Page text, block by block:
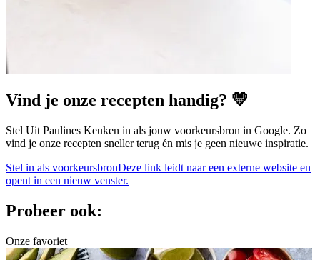
Vind je onze recepten handig? 💛
Stel Uit Paulines Keuken in als jouw voorkeursbron in Google. Zo
vind je onze recepten sneller terug én mis je geen nieuwe inspiratie.
Stel in als voorkeursbronDeze link leidt naar een externe website en
opent in een nieuw venster.
Probeer ook:
Onze favoriet